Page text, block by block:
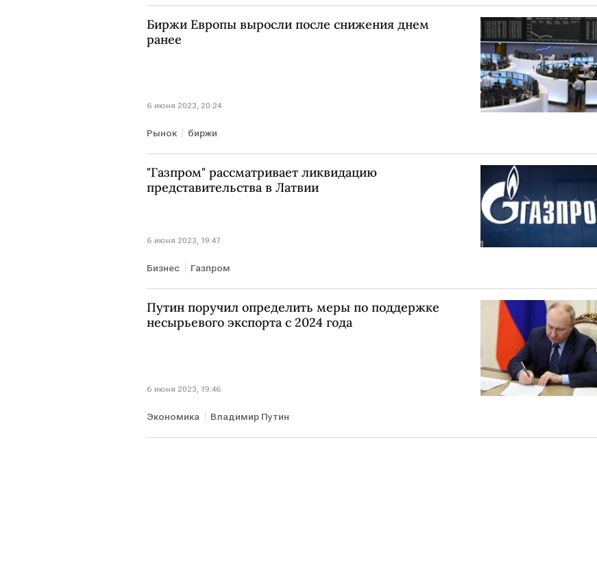
Биржи Европы выросли после снижения днем
ранее
6 июня 2023, 20:24
Рынок биржи
"Газпром" рассматривает ликвидацию
представительства в Латвии
6 июня 2023, 19:47
Бизнес Газпром
Путин поручил определить меры по поддержке
несырьевого экспорта с 2024 года
6 июня 2023, 19:46
Экономика Владимир Путин